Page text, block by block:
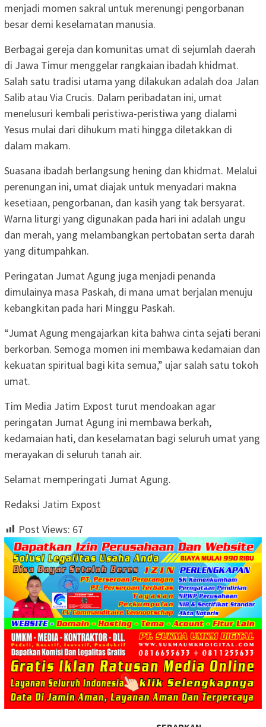
menjadi momen sakral untuk merenungi pengorbanan
besar demi keselamatan manusia.
Berbagai gereja dan komunitas umat di sejumlah daerah
di Jawa Timur menggelar rangkaian ibadah khidmat.
Salah satu tradisi utama yang dilakukan adalah doa Jalan
Salib atau Via Crucis. Dalam peribadatan ini, umat
menelusuri kembali peristiwa-peristiwa yang dialami
Yesus mulai dari dihukum mati hingga diletakkan di
dalam makam.
Suasana ibadah berlangsung hening dan khidmat. Melalui
perenungan ini, umat diajak untuk menyadari makna
kesetiaan, pengorbanan, dan kasih yang tak bersyarat.
Warna liturgi yang digunakan pada hari ini adalah ungu
dan merah, yang melambangkan pertobatan serta darah
yang ditumpahkan.
Peringatan Jumat Agung juga menjadi penanda
dimulainya masa Paskah, di mana umat berjalan menuju
kebangkitan pada hari Minggu Paskah.
“Jumat Agung mengajarkan kita bahwa cinta sejati berani
berkorban. Semoga momen ini membawa kedamaian dan
kekuatan spiritual bagi kita semua,” ujar salah satu tokoh
umat.
Tim Media Jatim Expost turut mendoakan agar
peringatan Jumat Agung ini membawa berkah,
kedamaian hati, dan keselamatan bagi seluruh umat yang
merayakan di seluruh tanah air.
Selamat memperingati Jumat Agung.
Redaksi Jatim Expost
Post Views: 67